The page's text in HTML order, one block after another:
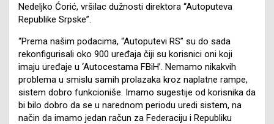
Nedeljko Ćorić, vršilac dužnosti direktora “Autoputeva
Republike Srpske”.
“Prema našim podacima, “Autoputevi RS” su do sada
rekonfigurisali oko 900 uređaja čiji su korisnici oni koji
imaju uređaje u ‘Autocestama FBiH’. Nemamo nikakvih
problema u smislu samih prolazaka kroz naplatne rampe,
sistem dobro funkcioniše. Imamo sugestije od korisnika da
bi bilo dobro da se u narednom periodu uredi sistem, na
način da imamo jedan račun za Federaciju i Republiku